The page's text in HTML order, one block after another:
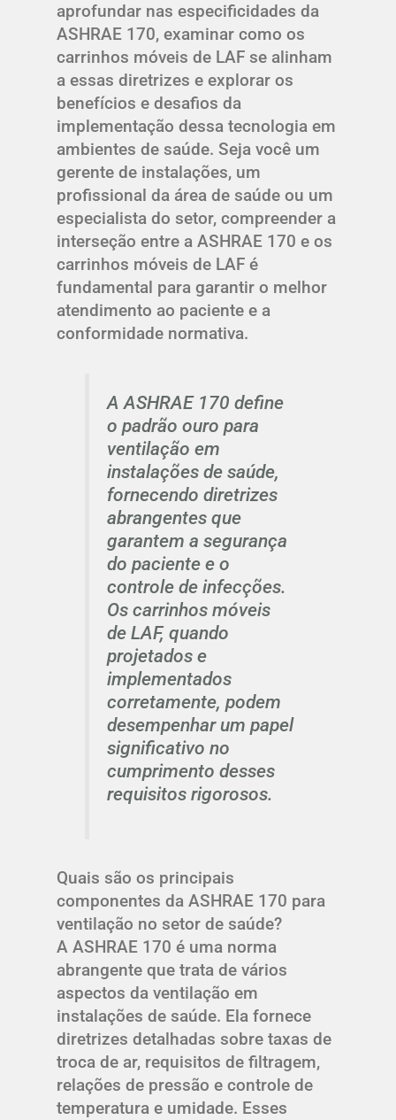
aprofundar nas especificidades da
ASHRAE 170, examinar como os
carrinhos móveis de LAF se alinham
a essas diretrizes e explorar os
benefícios e desafios da
implementação dessa tecnologia em
ambientes de saúde. Seja você um
gerente de instalações, um
profissional da área de saúde ou um
especialista do setor, compreender a
interseção entre a ASHRAE 170 e os
carrinhos móveis de LAF é
fundamental para garantir o melhor
atendimento ao paciente e a
conformidade normativa.
A ASHRAE 170 define
o padrão ouro para
ventilação em
instalações de saúde,
fornecendo diretrizes
abrangentes que
garantem a segurança
do paciente e o
controle de infecções.
Os carrinhos móveis
de LAF, quando
projetados e
implementados
corretamente, podem
desempenhar um papel
significativo no
cumprimento desses
requisitos rigorosos.
Quais são os principais
componentes da ASHRAE 170 para
ventilação no setor de saúde?
A ASHRAE 170 é uma norma
abrangente que trata de vários
aspectos da ventilação em
instalações de saúde. Ela fornece
diretrizes detalhadas sobre taxas de
troca de ar, requisitos de filtragem,
relações de pressão e controle de
temperatura e umidade. Esses